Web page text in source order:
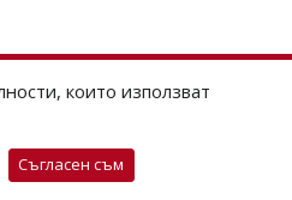
които използват
Съгласен съм